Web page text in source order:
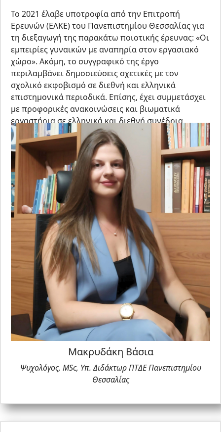
Το 2021 έλαβε υποτροφία από την Επιτροπή
Ερευνών (ΕΛΚΕ) του Πανεπιστημίου Θεσσαλίας για
τη διεξαγωγή της παρακάτω ποιοτικής έρευνας: «Οι
εμπειρίες γυναικών με αναπηρία στον εργασιακό
χώρο». Ακόμη, το συγγραφικό της έργο
περιλαμβάνει δημοσιεύσεις σχετικές με τον
σχολικό εκφοβισμό σε διεθνή και ελληνικά
επιστημονικά περιοδικά. Επίσης, έχει συμμετάσχει
με προφορικές ανακοινώσεις και βιωματικά
εργαστήρια σε ελληνικά και διεθνή συνέδρια
ψυχολογίας. Εργάζεται ιδιωτικά ως Συμβουλευτική
Ψυχολόγος. Από το 2018 συνεργάζεται με το
Εργαστήρι Ζωής του Κέντρου Πρόληψης Ο.ΚΑ.ΝΑ.
ΠΕ Λάρισας. Εργάζεται ως επόπτρια μεταπτυχιακών
φοιτητών/ριών στο ΠΜΣ της «Συμβουλευτικής
Ψυχολογίας» του Π.Θ. Στο παρελθόν εργάστηκε στο
Κέντρο Συμβουλευτικής και Ψυχολογικής
Υποστήριξης Φοιτητών/ριών (ΚΕ.ΣΥ.ΨΥ.Σ.) του
Πανεπιστημίου Θεσσαλίας και στο πεδίο της
παιδικής προστασίας με ασυνόδευτους ανηλίκους.
Μακρυδάκη Βάσια
Ψυχολόγος, MSc, Υπ. Διδάκτωρ ΠΤΔΕ Πανεπιστημίου
Θεσσαλίας